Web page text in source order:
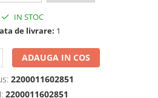
IN STOC
de livrare: 1
ADAUGA IN COS
2200011602851
2200011602851